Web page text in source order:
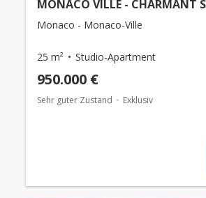
MONACO VILLE - CHARMANT
Monaco - Monaco-Ville
25 m² Studio-Apartment
950.000 €
Sehr guter Zustand Exklusiv